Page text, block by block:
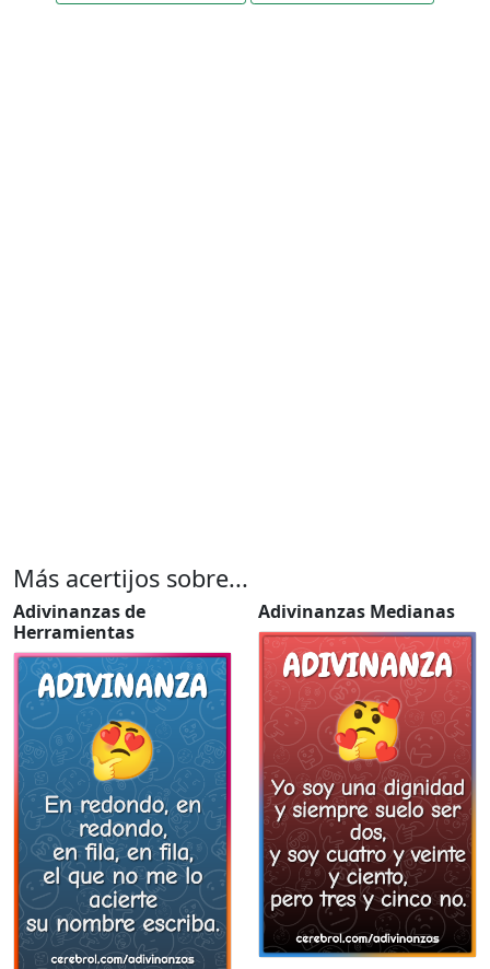
Más acertijos sobre...
Adivinanzas de
Herramientas
Adivinanzas Medianas